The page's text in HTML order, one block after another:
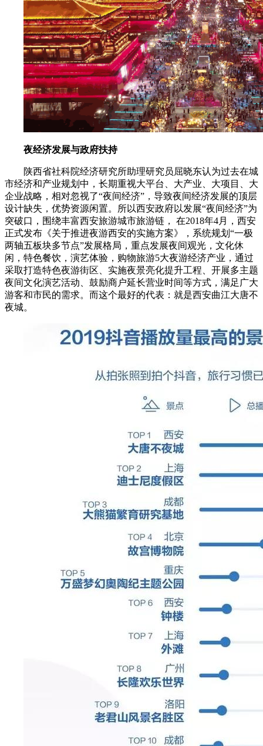
夜经济发展与政府扶持
陕西省社科院经济研究所助理研究员屈晓东认为过去在城
市经济和产业规划中，长期重视大平台、大产业、大项目、大
企业战略，相对忽视了“夜间经济”，导致夜间经济发展的顶层
设计缺失，优势资源闲置。所以西安政府以发展“夜间经济”为
突破口，围绕丰富西安旅游城市旅游链， 在2018年4月，西安
正式发布《关于推进夜游西安的实施方案》，系统规划“一极
两轴五板块多节点”发展格局，重点发展夜间观光，文化休
闲，特色餐饮，演艺体验，购物旅游5大夜游经济产业，通过
采取打造特色夜游街区、实施夜景亮化提升工程、开展多主题
夜间文化演艺活动、鼓励商户延长营业时间等方式，满足广大
游客和市民的需求。而这个最好的代表：就是西安曲江大唐不
夜城。